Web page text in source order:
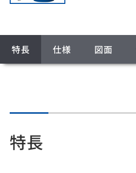
特長 仕様 図面
特長